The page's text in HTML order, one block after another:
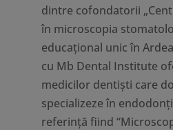
dintre cofondatorii
în microscopia
educațional unic în
cu Mb Dental Institute
medicilor dentiști care
specializeze în
referință fiind